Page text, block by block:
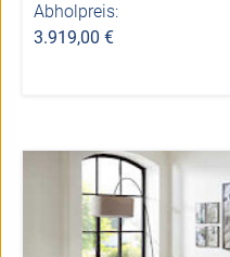
Abholpreis:
3.919,00 €